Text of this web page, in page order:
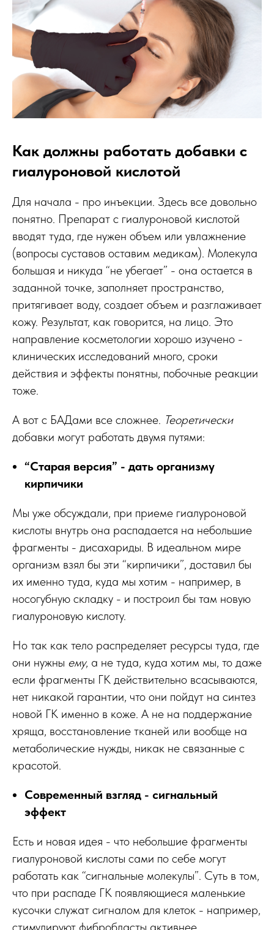
Как должны работать добавки с
гиалуроновой кислотой
Для начала - про инъекции. Здесь все довольно
понятно. Препарат с гиалуроновой кислотой
вводят туда, где нужен объем или увлажнение
(вопросы суставов оставим медикам). Молекула
большая и никуда “не убегает” - она остается в
заданной точке, заполняет пространство,
притягивает воду, создает объем и разглаживает
кожу. Результат, как говорится, на лицо. Это
направление косметологии хорошо изучено -
клинических исследований много, сроки
действия и эффекты понятны, побочные реакции
тоже.
А вот с БАДами все сложнее. Теоретически
добавки могут работать двумя путями:
“Старая версия” - дать организму
кирпичики
Мы уже обсуждали, при приеме гиалуроновой
кислоты внутрь она распадается на небольшие
фрагменты - дисахариды. В идеальном мире
организм взял бы эти “кирпичики”, доставил бы
их именно туда, куда мы хотим - например, в
носогубную складку - и построил бы там новую
гиалуроновую кислоту.
Но так как тело распределяет ресурсы туда, где
они нужны ему, а не туда, куда хотим мы, то даже
если фрагменты ГК действительно всасываются,
нет никакой гарантии, что они пойдут на синтез
новой ГК именно в коже. А не на поддержание
хряща, восстановление тканей или вообще на
метаболические нужды, никак не связанные с
красотой.
Современный взгляд - сигнальный
эффект
Есть и новая идея - что небольшие фрагменты
гиалуроновой кислоты сами по себе могут
работать как “сигнальные молекулы”. Суть в том,
что при распаде ГК появляющиеся маленькие
кусочки служат сигналом для клеток - например,